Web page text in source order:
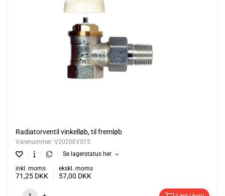
Radiatorventil vinkelløb, til fremløb
Varenummer: V2020EVS15
Se lagerstatus her
inkl. moms
71,25 DKK
ekskl. moms
57,00 DKK